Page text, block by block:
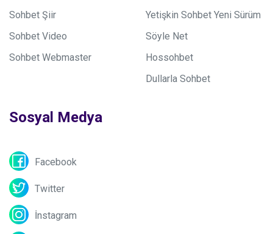
Sohbet Şiir
Sohbet Video
Sohbet Webmaster
Yetişkin Sohbet Yeni Sürüm
Söyle Net
Hossohbet
Dullarla Sohbet
Sosyal Medya
Facebook
Twitter
İnstagram